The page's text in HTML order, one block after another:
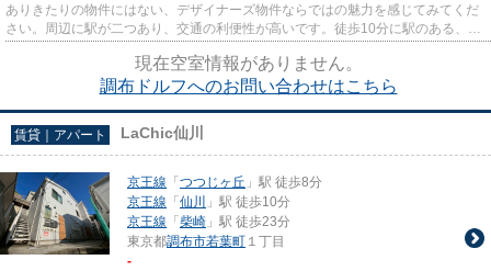
ありきたりの物件にはない、デザイナーズ物件ならではの魅力を感じてみてくだ
さい。周辺に駅が二つあり、交通の利便性が高いです。徒歩10分に駅のある、ニ
現在空室情報がありません。
調布ドルフへのお問い合わせはこちら
賃貸｜アパート LaChic仙川
京王線 「 つつじヶ丘 」駅 徒歩8分
京王線 「 仙川
」駅 徒歩10分
京王線 「 柴崎 」駅 徒歩23分
東京都調布市若葉町 １丁目
-